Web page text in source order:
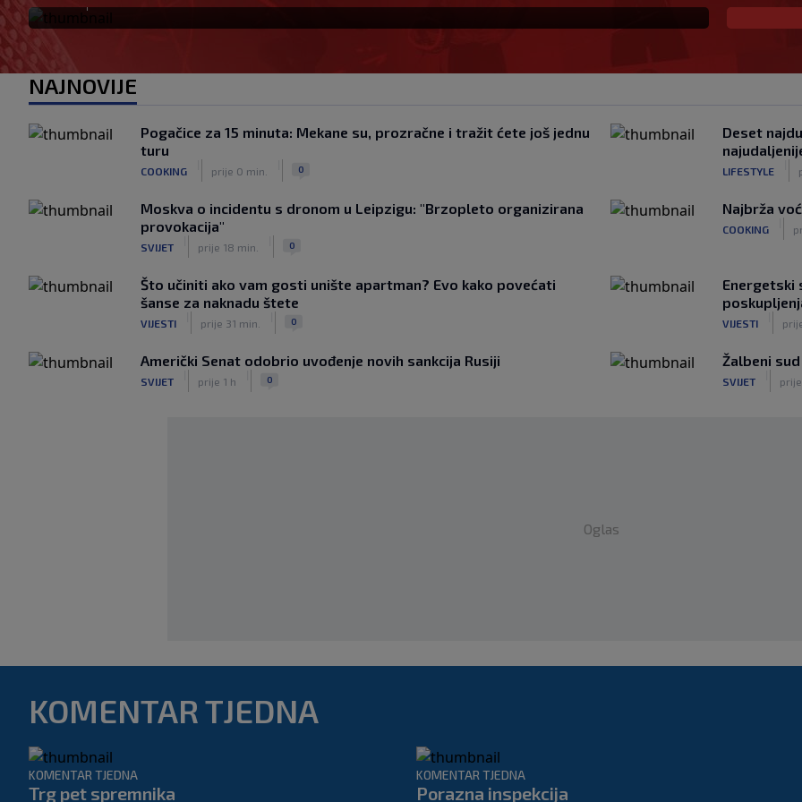
NAJNOVIJE
Pogačice za 15 minuta: Mekane su, prozračne i tražit ćete još jednu
turu
COOKING prije 0 min. 0
Deset
LIFESTYLE
Moskva o incidentu s dronom u Leipzigu: "Brzopleto organizirana
provokacija"
SVIJET prije 18 min. 0
Najbrža
COOKING
Što učiniti ako vam gosti unište apartman? Evo kako povećati
šanse za naknadu štete
VIJESTI prije 31 min. 0
Energetski
VIJESTI
Američki Senat odobrio uvođenje novih sankcija Rusiji
SVIJET prije 1 h 0
Žalbeni
SVIJET
Oglas
KOMENTAR TJEDNA
KOMENTAR TJEDNA
Trg pet spremnika
KOMENTAR TJEDNA
Porazna inspekcija